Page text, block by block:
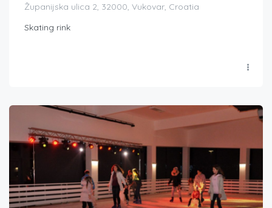
Županijska ulica 2, 32000, Vukovar, Croatia
Skating rink